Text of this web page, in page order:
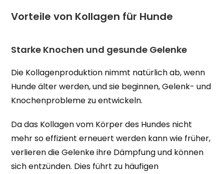
Vorteile von Kollagen für Hunde
Starke Knochen und gesunde Gelenke
Die Kollagenproduktion nimmt natürlich ab, wenn
Hunde älter werden, und sie beginnen, Gelenk- und
Knochenprobleme zu entwickeln.
Da das Kollagen vom Körper des Hundes nicht
mehr so effizient erneuert werden kann wie früher,
verlieren die Gelenke ihre Dämpfung und können
sich entzünden. Dies führt zu häufigen